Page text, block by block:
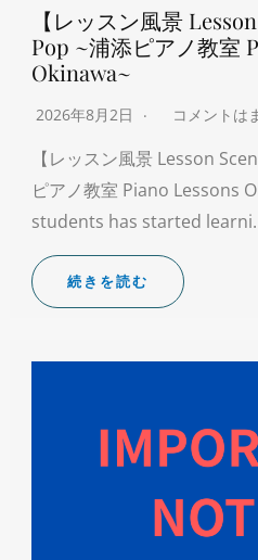
【レッスン風景
Pop ~浦添ピアノ教室
Okinawa~
2026年8月2日 コメントは
【レッスン風景 Lesson
ピアノ教室 Piano Lessons
students has started
続きを読む